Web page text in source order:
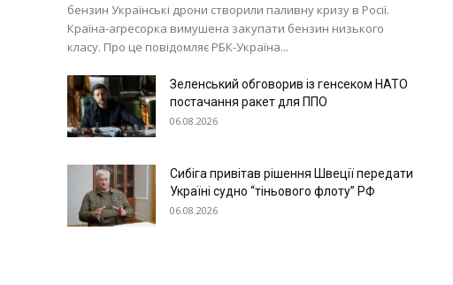
бензин Українські дрони створили паливну кризу в Росії.
Країна-агресорка вимушена закупати бензин низького
класу. Про це повідомляє РБК-Україна...
Зеленський обговорив із генсеком НАТО
постачання ракет для ППО
06.08.2026
Сибіга привітав рішення Швеції передати
Україні судно “тіньового флоту” РФ
06.08.2026